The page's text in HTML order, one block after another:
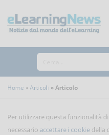
Home Articoli Articolo
Per utilizzare questa funzionalità
necessario accettare i cookie della